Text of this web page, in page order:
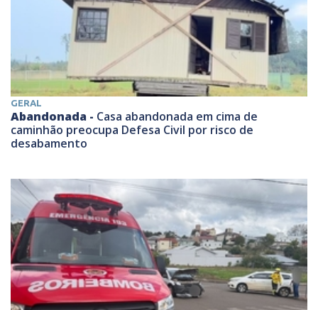
GERAL
Abandonada - Casa abandonada em cima de
caminhão preocupa Defesa Civil por risco de
desabamento